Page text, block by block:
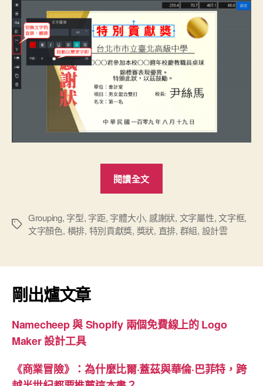
閱讀全文
線
上
平
文
功
能”
標
Grouping, 字型, 字距, 字體大小, 感謝狀, 文字屬性,文字框,
文字顏色, 橫排, 特別貢獻獎, 獎狀, 直排, 群組, 設計雲
剛出爐文章
Namecheep 與 Shopify 兩個免費線上的 Logo
Maker 設計工具
《商業冒險》：為什麼比爾·蓋茲與華倫·巴菲特，跨